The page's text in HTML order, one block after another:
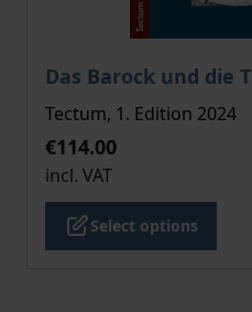
Das Barock und die
The price depends on
Tectum, 1. Edition 2024
€114.00
incl. VAT
Select options